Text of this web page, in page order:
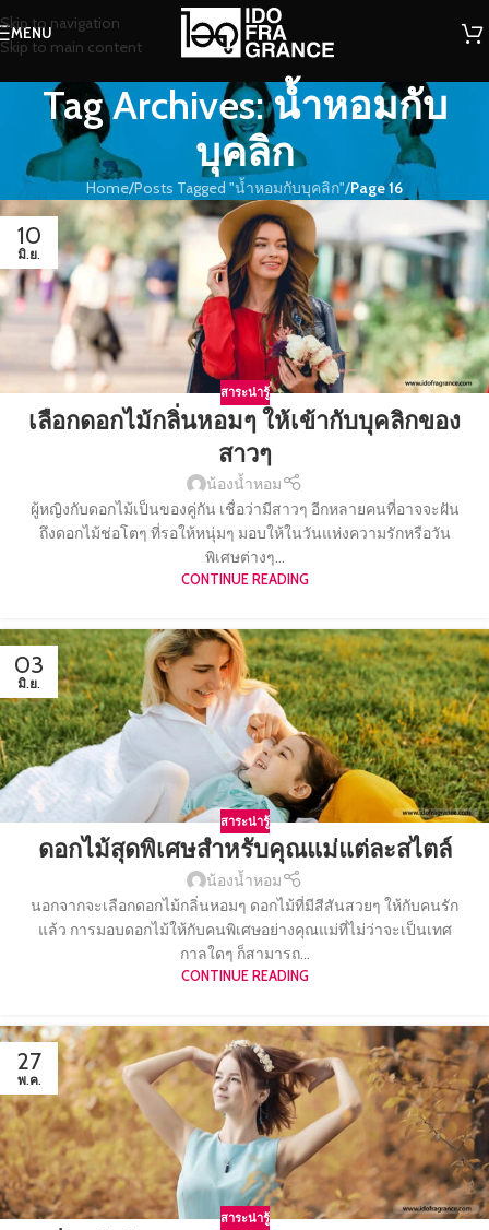
Skip to navigation
Skip to main content
MENU
Tag Archives: น้ำหอมกับ
บุคลิก
Home/Posts Tagged "น้ำหอมกับบุคลิก"/Page 16
10
มิ.ย.
สาระน่ารู้
เลือกดอกไม้กลิ่นหอมๆ ให้เข้ากับบุคลิกของ
สาวๆ
น้องน้ำหอม
ผู้หญิงกับดอกไม้เป็นของคู่กัน เชื่อว่ามีสาวๆ อีกหลายคนที่อาจจะฝัน
ถึงดอกไม้ช่อโตๆ ที่รอให้หนุ่มๆ มอบให้ในวันแห่งความรักหรือวัน
พิเศษต่างๆ...
CONTINUE READING
03
มิ.ย.
สาระน่ารู้
ดอกไม้สุดพิเศษสำหรับคุณแม่แต่ละสไตล์
น้องน้ำหอม
นอกจากจะเลือกดอกไม้กลิ่นหอมๆ ดอกไม้ที่มีสีสันสวยๆ ให้กับคนรัก
แล้ว การมอบดอกไม้ให้กับคนพิเศษอย่างคุณแม่ที่ไม่ว่าจะเป็นเทศ
กาลใดๆ ก็สามารถ...
CONTINUE READING
27
พ.ค.
สาระน่ารู้